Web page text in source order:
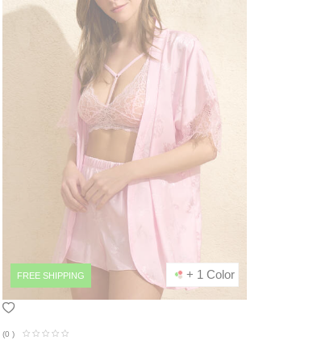
FREE SHIPPING + 1 Color
(0 )